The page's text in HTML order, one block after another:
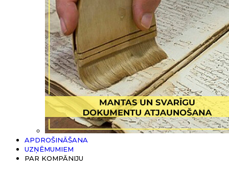
APDROŠINĀŠANA
UZŅĒMUMIEM
PAR KOMPĀNIJU